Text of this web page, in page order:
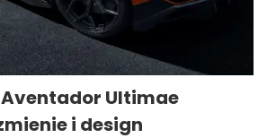
Ultimae
i design